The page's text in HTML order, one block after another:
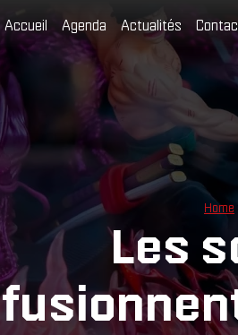
Accueil Agenda Actualités
Home
Les